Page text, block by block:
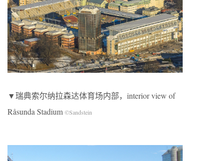
▼瑞典索尔纳拉森达体育场内部，interior view of
Råsunda Stadium ©Sandstein